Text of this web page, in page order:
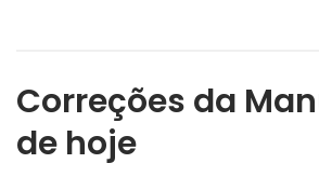
Correções da
de hoje